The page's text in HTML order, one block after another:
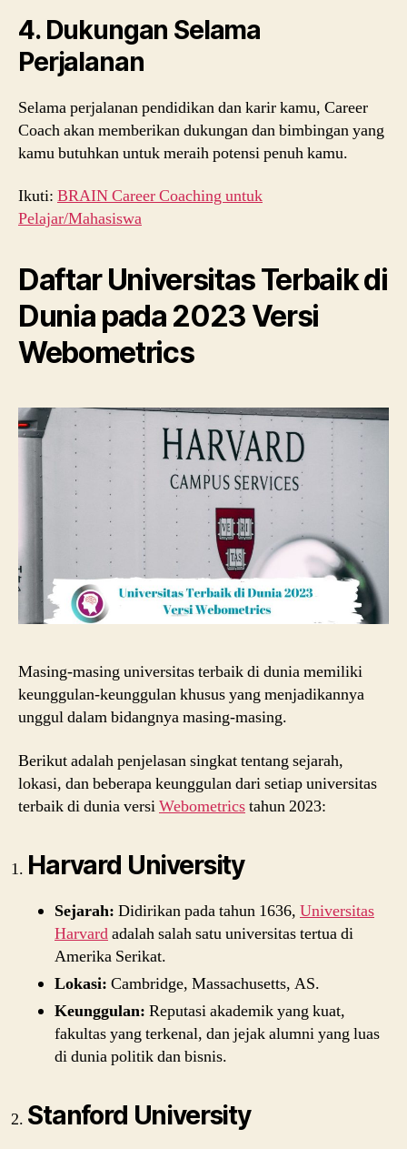
4. Dukungan Selama
Perjalanan
Selama perjalanan pendidikan dan karir kamu, Career
Coach akan memberikan dukungan dan bimbingan yang
kamu butuhkan untuk meraih potensi penuh kamu.
Ikuti: BRAIN Career Coaching untuk
Pelajar/Mahasiswa
Daftar Universitas Terbaik di
Dunia pada 2023 Versi
Webometrics
Masing-masing universitas terbaik di dunia memiliki
keunggulan-keunggulan khusus yang menjadikannya
unggul dalam bidangnya masing-masing.
Berikut adalah penjelasan singkat tentang sejarah,
lokasi, dan beberapa keunggulan dari setiap universitas
terbaik di dunia versiWebometricstahun 2023:
Harvard University
Sejarah: Didirikan pada tahun 1636, Universitas
Harvardadalah salah satu universitas tertua di
Amerika Serikat.
Lokasi: Cambridge, Massachusetts, AS.
Keunggulan: Reputasi akademik yang kuat,
fakultas yang terkenal, dan jejak alumni yang luas
di dunia politik dan bisnis.
Stanford University